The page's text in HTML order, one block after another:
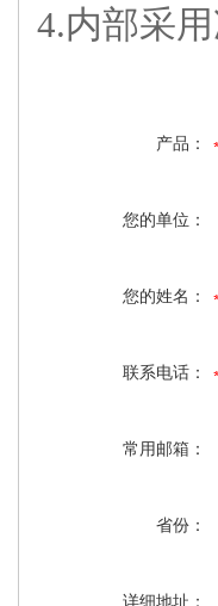
4.内部采
产品：
您的单位：
您的姓名：
联系电话：
常用邮箱：
省份：
详细地址：